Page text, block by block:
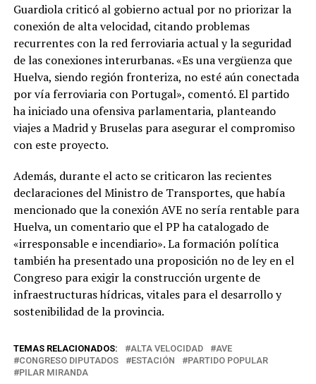
Guardiola criticó al gobierno actual por no priorizar la
conexión de alta velocidad, citando problemas
recurrentes con la red ferroviaria actual y la seguridad
de las conexiones interurbanas. «Es una vergüenza que
Huelva, siendo región fronteriza, no esté aún conectada
por vía ferroviaria con Portugal», comentó. El partido
ha iniciado una ofensiva parlamentaria, planteando
viajes a Madrid y Bruselas para asegurar el compromiso
con este proyecto.
Además, durante el acto se criticaron las recientes
declaraciones del Ministro de Transportes, que había
mencionado que la conexión AVE no sería rentable para
Huelva, un comentario que el PP ha catalogado de
«irresponsable e incendiario». La formación política
también ha presentado una proposición no de ley en el
Congreso para exigir la construcción urgente de
infraestructuras hídricas, vitales para el desarrollo y
sostenibilidad de la provincia.
TEMAS RELACIONADOS: ALTA VELOCIDAD
AVE
CONGRESO DIPUTADOS
ESTACIÓN
PARTIDO POPULAR
PILAR MIRANDA